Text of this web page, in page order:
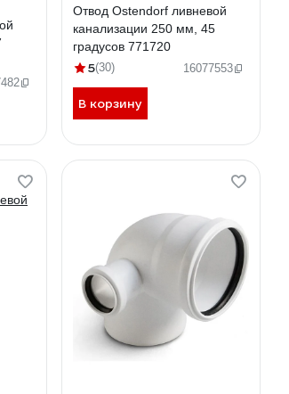
Отвод Ostendorf ливневой
канализации 250 мм, 45
градусов 771720
5(30) 16077553
В корзину